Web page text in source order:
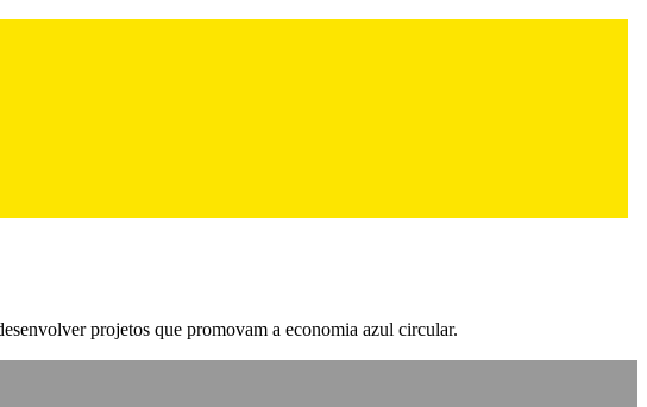
projetos que promovam a economia azul circular.